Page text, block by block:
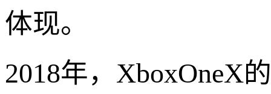
体现。
2018年，XboxOneX